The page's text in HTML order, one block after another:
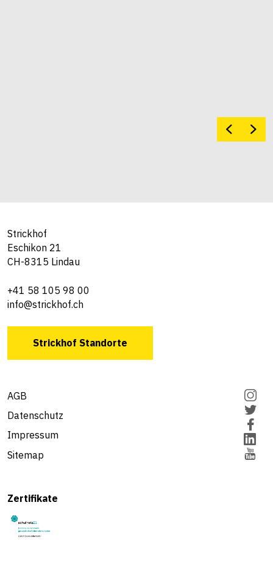
Strickhof
Eschikon 21
CH-8315 Lindau
+41 58 105 98 00
info@strickhof.ch
Strickhof Standorte
AGB
Datenschutz
Impressum
Sitemap
Zertifikate